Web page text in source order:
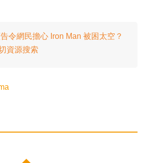
令網民擔心 Iron Man 被困太空？
資源搜索